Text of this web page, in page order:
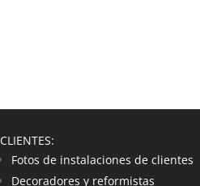
CLIENTES:
Fotos de instalaciones de clientes
Decoradores y reformistas